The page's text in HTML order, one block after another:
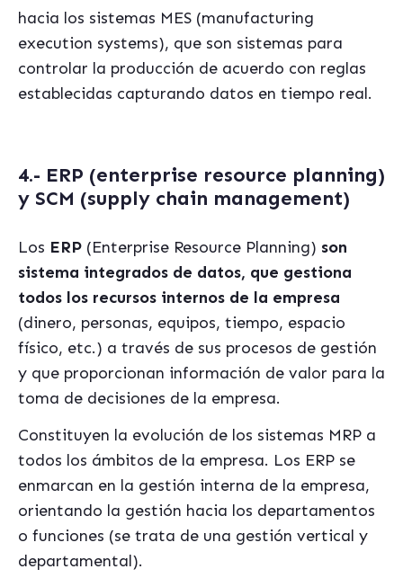
hacia los sistemas MES (manufacturing
execution systems), que son sistemas para
controlar la producción de acuerdo con reglas
establecidas capturando datos en tiempo real.
4.- ERP (enterprise resource planning)
y SCM (supply chain management)
Los ERP (Enterprise Resource Planning) son
sistema integrados de datos, que gestiona
todos los recursos internos de la empresa
(dinero, personas, equipos, tiempo, espacio
físico, etc.) a través de sus procesos de gestión
y que proporcionan información de valor para la
toma de decisiones de la empresa.
Constituyen la evolución de los sistemas MRP a
todos los ámbitos de la empresa. Los ERP se
enmarcan en la gestión interna de la empresa,
orientando la gestión hacia los departamentos
o funciones (se trata de una gestión vertical y
departamental).